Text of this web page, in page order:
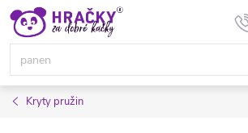
Přejít
obsah
Kryty pružin